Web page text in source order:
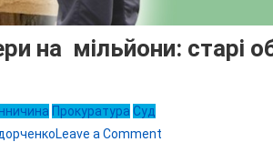
на мільйони: старі
Прокуратура Суд
Leave a Comment